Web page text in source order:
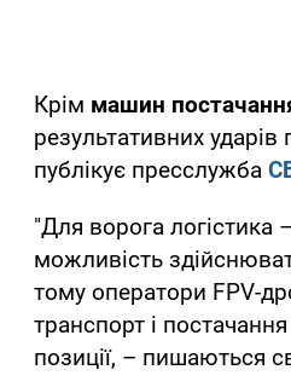
Крім машин
результативних ударів
публікує пресслужба
"Для ворога логістика
можливість
тому оператори FPV-
транспорт і
позиції, – пишаються